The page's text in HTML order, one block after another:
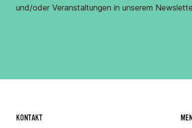
und/oder Veranstaltungen in unserem
KONTAKT